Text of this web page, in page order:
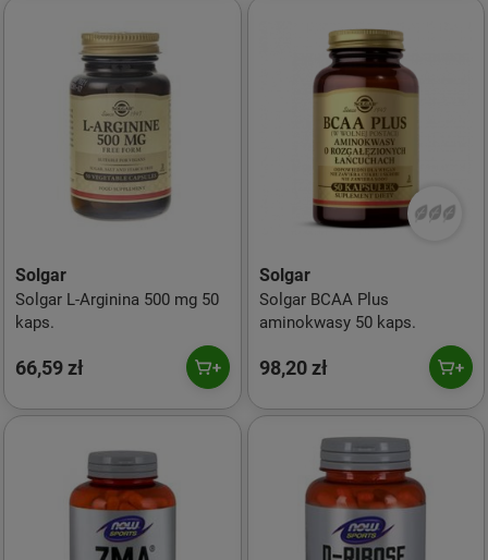
Solgar
Solgar L-Arginina 500 mg 50
kaps.
66,59 zł
Solgar
Solgar BCAA Plus
aminokwasy 50 kaps.
98,20 zł